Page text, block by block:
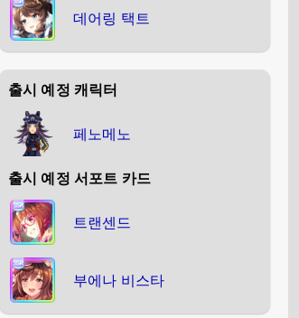
데어링 택트
출시 예정 캐릭터
페노메노
출시 예정 서포트 카드
트랜센드
부에나 비스타